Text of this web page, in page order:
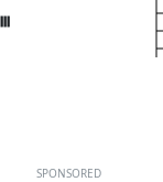
SPONSORED